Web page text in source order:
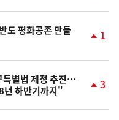
도 평화공존 만들
계
1
특별법 제정 추진…
년 하반기까지"
계
3